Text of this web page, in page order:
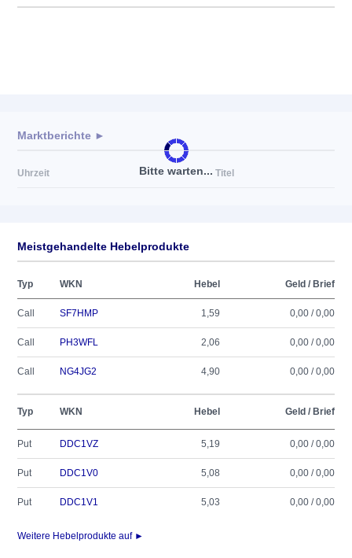
Bitte warten...
Marktberichte ►
Uhrzeit Titel
Meistgehandelte Hebelprodukte
Typ WKN Hebel Geld / Brief
Call SF7HMP 1,59 0,00 / 0,00
Call PH3WFL 2,06 0,00 / 0,00
Call NG4JG2 4,90 0,00 / 0,00
Typ WKN Hebel Geld / Brief
Put DDC1VZ 5,19 0,00 / 0,00
Put DDC1V0 5,08 0,00 / 0,00
Put DDC1V1 5,03 0,00 / 0,00
Weitere Hebelprodukte auf ►